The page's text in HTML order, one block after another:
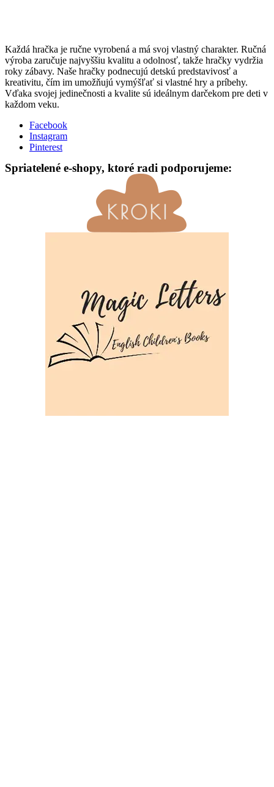
Každá hračka je ručne vyrobená a má svoj vlastný charakter. Ručná
výroba zaručuje najvyššiu kvalitu a odolnosť, takže hračky vydržia
roky zábavy. Naše hračky podnecujú detskú predstavivosť a
kreativitu, čím im umožňujú vymýšľať si vlastné hry a príbehy.
Vďaka svojej jedinečnosti a kvalite sú ideálnym darčekom pre deti v
každom veku.
Facebook
Instagram
Pinterest
Spriatelené e-shopy, ktoré radi podporujeme: